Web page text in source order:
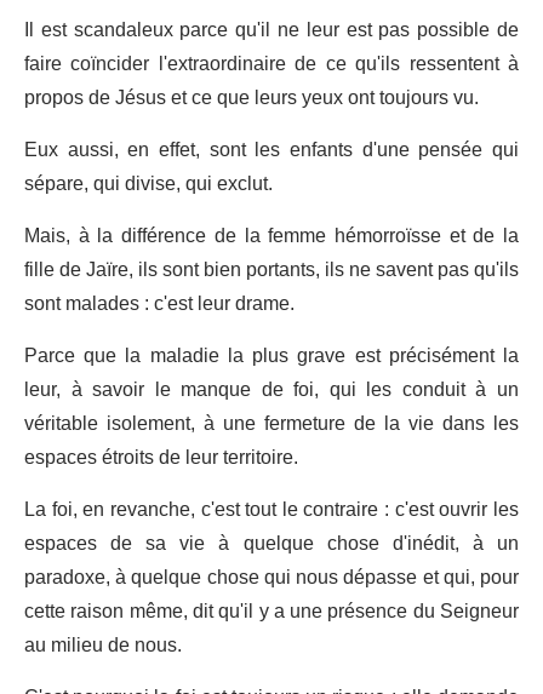
Il est scandaleux parce qu'il ne leur est pas possible de
faire coïncider l'extraordinaire de ce qu'ils ressentent à
propos de Jésus et ce que leurs yeux ont toujours vu.
Eux aussi, en effet, sont les enfants d'une pensée qui
sépare, qui divise, qui exclut.
Mais, à la différence de la femme hémorroïsse et de la
fille de Jaïre, ils sont bien portants, ils ne savent pas qu'ils
sont malades : c'est leur drame.
Parce que la maladie la plus grave est précisément la
leur, à savoir le manque de foi, qui les conduit à un
véritable isolement, à une fermeture de la vie dans les
espaces étroits de leur territoire.
La foi, en revanche, c'est tout le contraire : c'est ouvrir les
espaces de sa vie à quelque chose d'inédit, à un
paradoxe, à quelque chose qui nous dépasse et qui, pour
cette raison même, dit qu'il y a une présence du Seigneur
au milieu de nous.